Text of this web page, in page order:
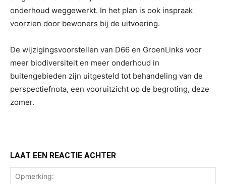
onderhoud weggewerkt. In het plan is ook inspraak
voorzien door bewoners bij de uitvoering.
De wijzigingsvoorstellen van D66 en GroenLinks voor
meer biodiversiteit en meer onderhoud in
buitengebieden zijn uitgesteld tot behandeling van de
perspectiefnota, een vooruitzicht op de begroting, deze
zomer.
LAAT EEN REACTIE ACHTER